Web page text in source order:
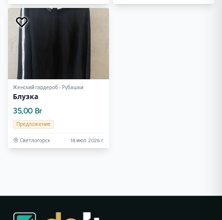
Женский гардероб - Рубашки
Блузка
35,00 Br
Предложение
Светлогорск 18 июл. 2026 г.